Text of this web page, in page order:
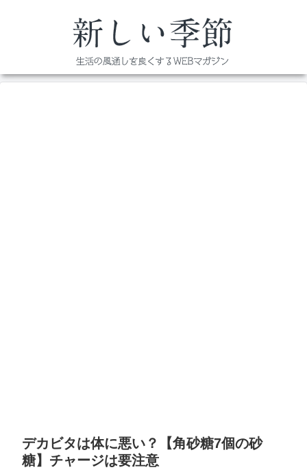
デカビタは体に悪い？【角砂糖7個の砂
糖】チャージは要注意